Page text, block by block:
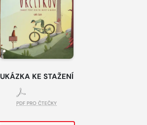
UKÁZKA KE STAŽENÍ
PDF PRO ČTEČKY